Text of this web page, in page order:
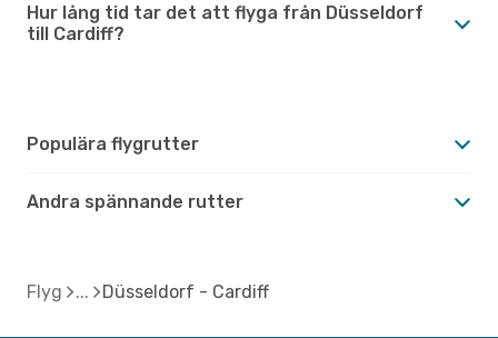
Hur lång tid tar det att flyga från Düsseldorf
till Cardiff?
Populära flygrutter
Andra spännande rutter
Flyg Düsseldorf - Cardiff